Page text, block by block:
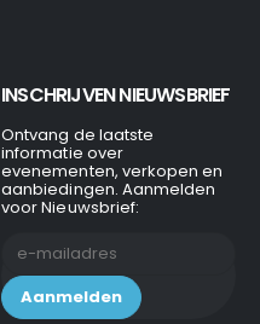
INSCHRIJVEN NIEUWSBRIEF
Ontvang de laatste
informatie over
evenementen, verkopen en
aanbiedingen. Aanmelden
voor Nieuwsbrief: